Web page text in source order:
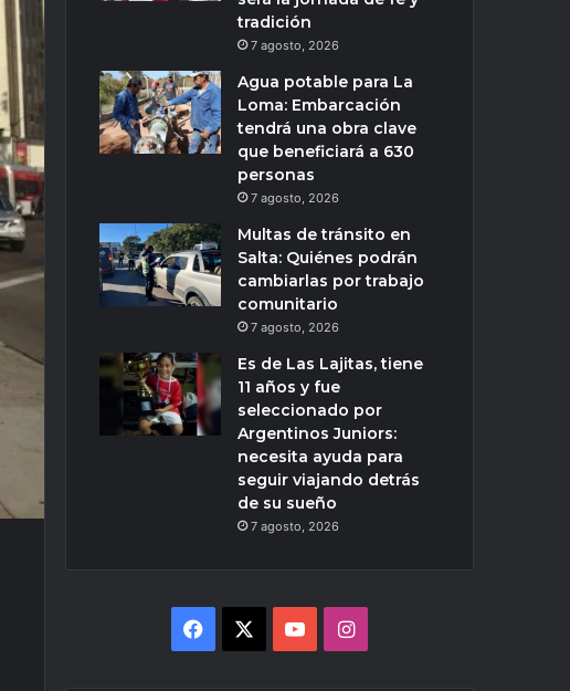
tradición
7 agosto, 2026
Agua potable para La
Loma: Embarcación
tendrá una obra clave
que beneficiará a 630
personas
7 agosto, 2026
Multas de tránsito en
Salta: Quiénes podrán
cambiarlas por trabajo
comunitario
7 agosto, 2026
Es de Las Lajitas, tiene
11 años y fue
seleccionado por
Argentinos Juniors:
necesita ayuda para
seguir viajando detrás
de su sueño
7 agosto, 2026
Facebook YouTubeInstagram